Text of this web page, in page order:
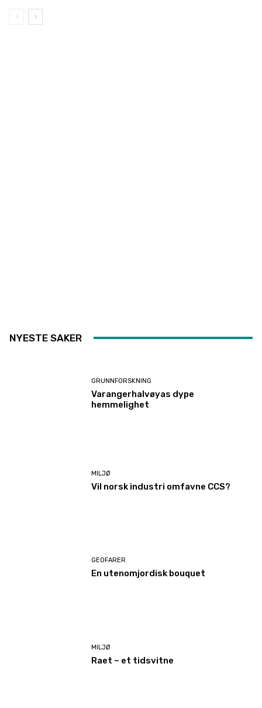
NYESTE SAKER
GRUNNFORSKNING
Varangerhalvøyas dype
hemmelighet
MILJØ
Vil norsk industri omfavne CCS?
GEOFARER
En utenomjordisk bouquet
MILJØ
Raet – et tidsvitne